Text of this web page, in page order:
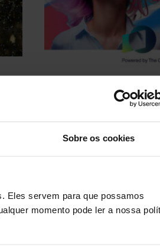
Sobre os cookies
Eles servem para que possamos
momento pode ler a nossa
novidades deste
A CES 2025, a maior feira
mundo, promete mais